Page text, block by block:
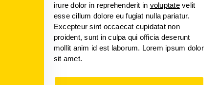
irure dolor in reprehenderit in voluptatevelit
esse cillum dolore eu fugiat nulla pariatur.
Excepteur sint occaecat cupidatat non
proident, sunt in culpa qui officia deserunt
mollit anim id est laborum. Lorem ipsum dolor
sit amet.